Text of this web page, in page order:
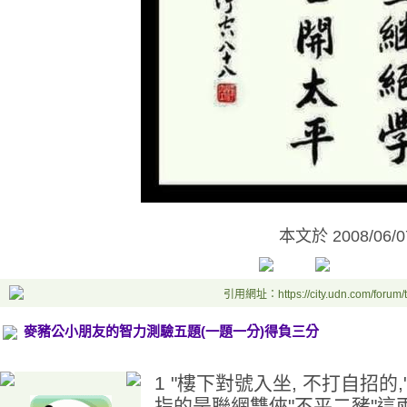
本文於 2008/06/
引用網址：https://city.udn.com/
麥豬公小朋友的智力測驗五題(一題一分)得負三分
1 "樓下對號入坐, 不打自招